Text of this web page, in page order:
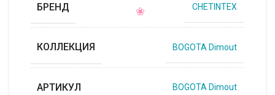
БРЕНД CHETINTEX
КОЛЛЕКЦИЯ BOGOTA Dimout
АРТИКУЛ BOGOTA Dimout